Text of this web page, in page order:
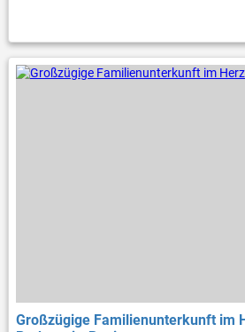
Großzügige Familienunterkunft im